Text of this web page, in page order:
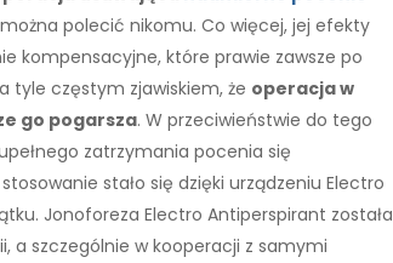
polecić nikomu. Co więcej, jej efekty
kompensacyjne, które prawie zawsze po
tyle częstym zjawiskiem, że operacja w
go pogarsza. W przeciwieństwie do tego
zatrzymania pocenia się
stało się dzięki urządzeniu Electro
Jonoforeza Electro Antiperspirant została
a szczególnie w kooperacji z samymi